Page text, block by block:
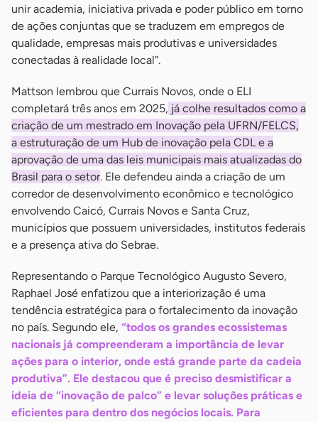
unir academia, iniciativa privada e poder público em torno
de ações conjuntas que se traduzem em empregos de
qualidade, empresas mais produtivas e universidades
conectadas à realidade local”.
Mattson lembrou que Currais Novos, onde o ELI
completará três anos em 2025, já colhe resultados como a
criação de um mestrado em Inovação pela UFRN/FELCS,
a estruturação de um Hub de inovação pela CDL e a
aprovação de uma das leis municipais mais atualizadas do
Brasil para o setor. Ele defendeu ainda a criação de um
corredor de desenvolvimento econômico e tecnológico
envolvendo Caicó, Currais Novos e Santa Cruz,
municípios que possuem universidades, institutos federais
e a presença ativa do Sebrae.
Representando o Parque Tecnológico Augusto Severo,
Raphael José enfatizou que a interiorização é uma
tendência estratégica para o fortalecimento da inovação
no país. Segundo ele, “todos os grandes ecossistemas
nacionais já compreenderam a importância de levar
ações para o interior, onde está grande parte da cadeia
produtiva”. Ele destacou que é preciso desmistificar a
ideia de “inovação de palco” e levar soluções práticas e
eficientes para dentro dos negócios locais. Para